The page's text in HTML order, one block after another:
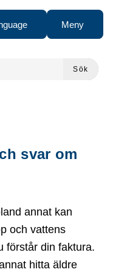
Meny
Sök
svar om
annat kan
och vattens
förstår din faktura.
hitta äldre